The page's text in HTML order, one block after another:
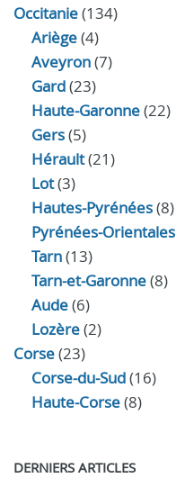
Occitanie(134)
Ariège(4)
Aveyron(7)
Gard(23)
Haute-Garonne(22)
Gers(5)
Hérault(21)
Lot(3)
Hautes-Pyrénées(8)
Pyrénées-Orientales
Tarn(13)
Tarn-et-Garonne(8)
Aude(6)
Lozère(2)
Corse(23)
Corse-du-Sud(16)
Haute-Corse(8)
DERNIERS ARTICLES